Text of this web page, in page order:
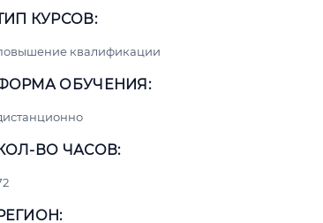
КУРСОВ:
квалификации
ОБУЧЕНИЯ:
ВО ЧАСОВ: